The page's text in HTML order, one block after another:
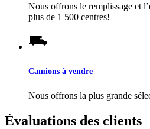
Nous offrons le remplissage et
plus de 1 500 centres!
Camions à vendre
Nous offrons la plus grande
Évaluations des clients